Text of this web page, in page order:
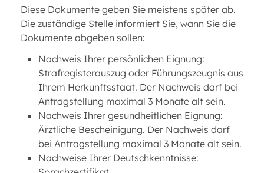
Diese Dokumente geben Sie meistens später ab.
Die zuständige Stelle informiert Sie, wann Sie die
Dokumente abgeben sollen:
Nachweis Ihrer persönlichen Eignung:
Strafregisterauszug oder Führungszeugnis aus
Ihrem Herkunftsstaat. Der Nachweis darf bei
Antragstellung maximal 3 Monate alt sein.
Nachweis Ihrer gesundheitlichen Eignung:
Ärztliche Bescheinigung. Der Nachweis darf
bei Antragstellung maximal 3 Monate alt sein.
Nachweise Ihrer Deutschkenntnisse: